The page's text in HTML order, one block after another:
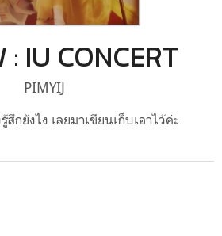
: IU CONCERT
PIMYIJ
สึกยังไง เลยมาเขียนเก็บเอาไว้ค่ะ